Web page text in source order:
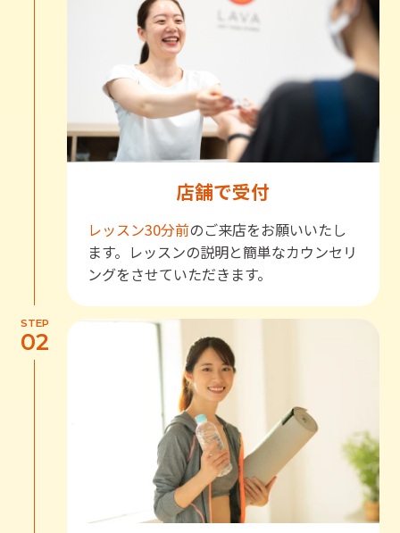
店舗で受付
レッスン30分前のご来店をお願いいたし
ます。レッスンの説明と簡単なカウンセリ
ングをさせていただきます。
STEP
02